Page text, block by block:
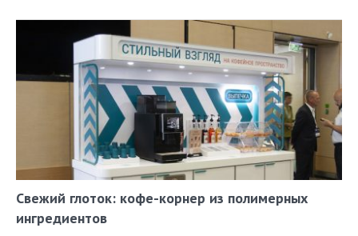
Свежий глоток: кофе-корнер из полимерных
ингредиентов